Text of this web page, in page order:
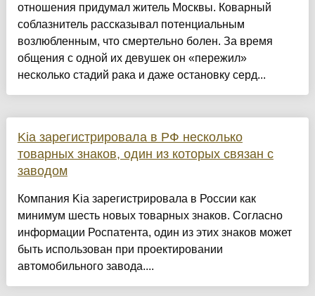
отношения придумал житель Москвы. Коварный
соблазнитель рассказывал потенциальным
возлюбленным, что смертельно болен. За время
общения с одной их девушек он «пережил»
несколько стадий рака и даже остановку серд...
Kia зарегистрировала в РФ несколько
товарных знаков, один из которых связан с
заводом
Компания Kia зарегистрировала в России как
минимум шесть новых товарных знаков. Согласно
информации Роспатента, один из этих знаков может
быть использован при проектировании
автомобильного завода....